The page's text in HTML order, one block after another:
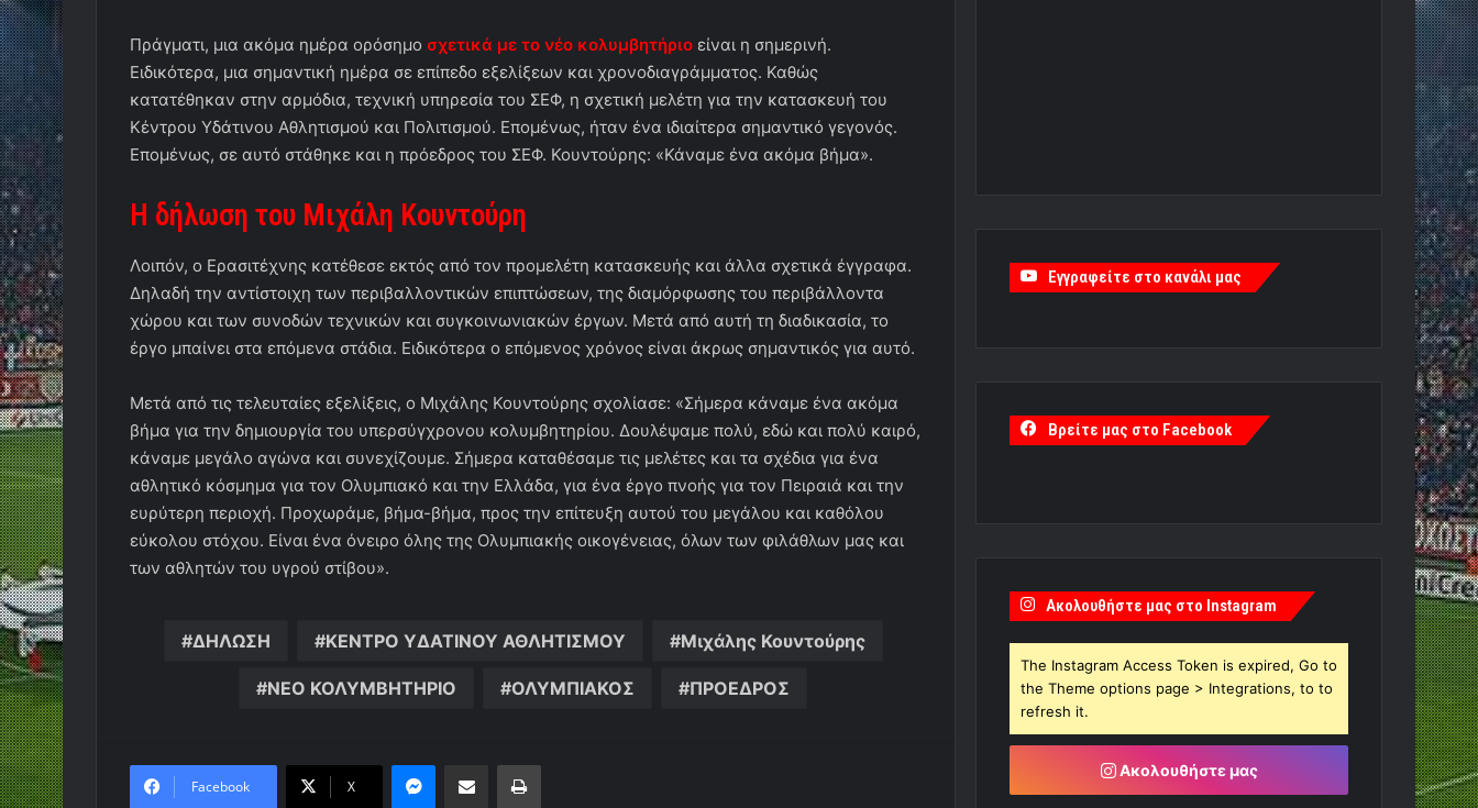
Πράγματι, μια ακόμα ημέρα ορόσημο σχετικά με το νέο κολυμβητήριο είναι η σημερινή.
Ειδικότερα, μια σημαντική ημέρα σε επίπεδο εξελίξεων και χρονοδιαγράμματος. Καθώς
κατατέθηκαν στην αρμόδια, τεχνική υπηρεσία του ΣΕΦ, η σχετική μελέτη για την κατασκευή του
Κέντρου Υδάτινου Αθλητισμού και Πολιτισμού. Επομένως, ήταν ένα ιδιαίτερα σημαντικό γεγονός.
Επομένως, σε αυτό στάθηκε και η πρόεδρος του ΣΕΦ. Κουντούρης: «Κάναμε ένα ακόμα βήμα».
Η δήλωση του Μιχάλη Κουντούρη
Λοιπόν, ο Ερασιτέχνης κατέθεσε εκτός από τον προμελέτη κατασκευής και άλλα σχετικά έγγραφα.
Δηλαδή την αντίστοιχη των περιβαλλοντικών επιπτώσεων, της διαμόρφωσης του περιβάλλοντα
χώρου και των συνοδών τεχνικών και συγκοινωνιακών έργων. Μετά από αυτή τη διαδικασία, το
έργο μπαίνει στα επόμενα στάδια. Ειδικότερα ο επόμενος χρόνος είναι άκρως σημαντικός για αυτό.
Μετά από τις τελευταίες εξελίξεις, ο Μιχάλης Κουντούρης σχολίασε: «Σήμερα κάναμε ένα ακόμα
βήμα για την δημιουργία του υπερσύγχρονου κολυμβητηρίου. Δουλέψαμε πολύ, εδώ και πολύ καιρό,
κάναμε μεγάλο αγώνα και συνεχίζουμε. Σήμερα καταθέσαμε τις μελέτες και τα σχέδια για ένα
αθλητικό κόσμημα για τον Ολυμπιακό και την Ελλάδα, για ένα έργο πνοής για τον Πειραιά και την
ευρύτερη περιοχή. Προχωράμε, βήμα-βήμα, προς την επίτευξη αυτού του μεγάλου και καθόλου
εύκολου στόχου. Είναι ένα όνειρο όλης της Ολυμπιακής οικογένειας, όλων των φιλάθλων μας και
των αθλητών του υγρού στίβου».
ΔΗΛΩΣΗ ΚΕΝΤΡΟ ΥΔΑΤΙΝΟΥ ΑΘΛΗΤΙΣΜΟΥ Μιχάλης Κουντούρης
ΝΕΟ ΚΟΛΥΜΒΗΤΗΡΙΟ ΟΛΥΜΠΙΑΚΟΣ ΠΡΟΕΔΡΟΣ
Facebook X
MessengerΚοινοποίηση μέσω ηλεκτρονικού ταχυδρομείουΕκτύπωση
Εγγραφείτε στο κανάλι μας
Βρείτε μας στο Facebook
Ακολουθήστε μας στο Instagram
The Instagram Access Token is expired, Go to
the Theme options page > Integrations, to to
refresh it.
Ακολουθήστε μας